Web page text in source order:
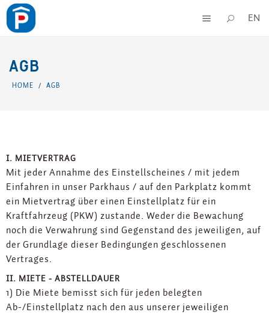
EN
AGB
HOME / AGB
I. MIETVERTRAG
Mit jeder Annahme des Einstellscheines / mit jedem
Einfahren in unser Parkhaus / auf den Parkplatz kommt
ein Mietvertrag über einen Einstellplatz für ein
Kraftfahrzeug (PKW) zustande. Weder die Bewachung
noch die Verwahrung sind Gegenstand des jeweiligen, auf
der Grundlage dieser Bedingungen geschlossenen
Vertrages.
II. MIETE - ABSTELLDAUER
1) Die Miete bemisst sich für jeden belegten
Ab-/Einstellplatz nach den aus unserer jeweiligen